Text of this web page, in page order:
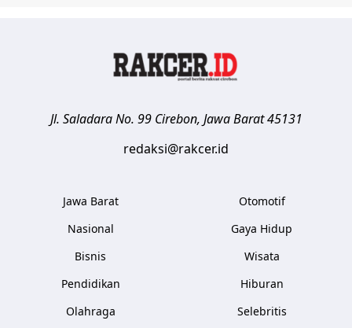
Jl. Saladara No. 99 Cirebon, Jawa Barat 45131
redaksi@rakcer.id
Jawa Barat
Nasional
Bisnis
Pendidikan
Olahraga
Otomotif
Gaya Hidup
Wisata
Hiburan
Selebritis